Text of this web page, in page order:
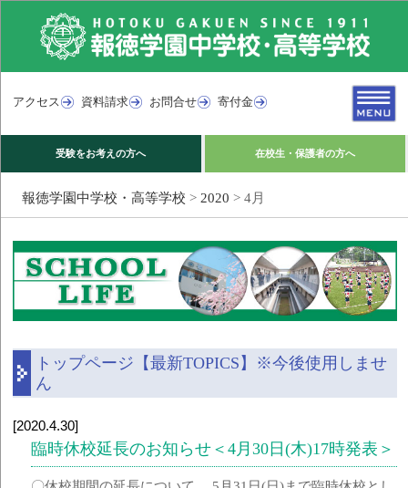
アクセス 資料請求 お問合せ 寄付金
受験をお考えの方へ 在校生・保護者の方へ
報徳学園中学校・高等学校 > 2020 > 4月
トップページ【最新TOPICS】※今後使用しませ
ん
[2020.4.30]
臨時休校延長のお知らせ＜4月30日(木)17時発表＞